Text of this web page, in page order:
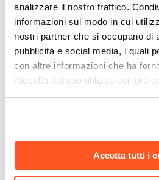
analizzare il nostro traffico.
informazioni sul modo in cui
nostri partner che si occupano di
pubblicità e social media, i quali
con altre informazioni che ha
raccolto dal suo utilizzo dei loro
sezione "Mostra dettagli" è
momento. Per maggiori
nostraCookie Policy.
Accetta tutti i
Effetto legno
Caratteristiche Lavabo
Lavabo
Incluso
Tipologia Lavabo
Colore Lavabo
Finitura Lavabo
CODICE: SIFBC
Sifone per scarico bidet con
attacco standard cromo
€ 19,00 €